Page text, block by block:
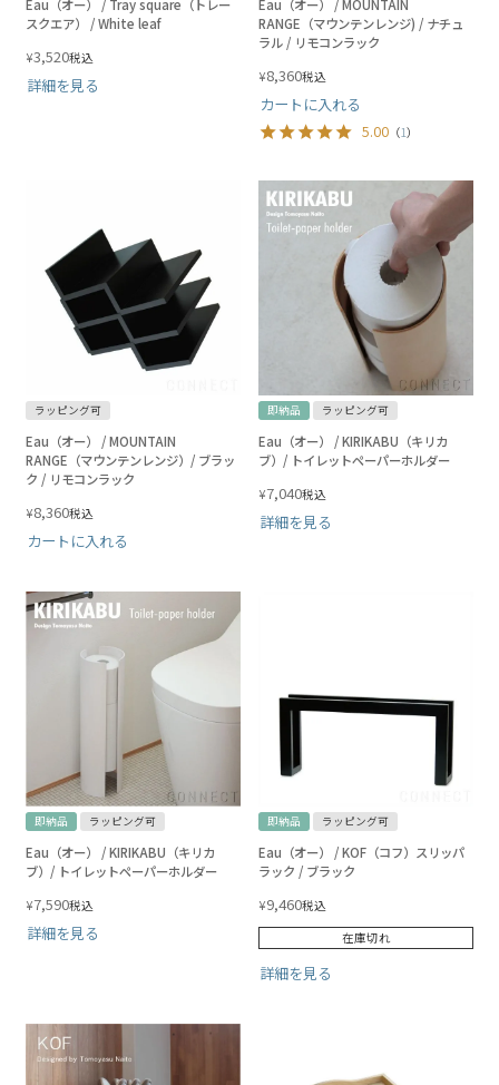
Eau（オー） / Tray square（トレー
スクエア） / White leaf
¥3,520税込
詳細を見る
Eau（オー） / MOUNTAIN
RANGE（マウンテンレンジ) / ナチュ
ラル / リモコンラック
¥8,360税込
カートに入れる
5.00 （1）
ラッピング可
Eau（オー） / MOUNTAIN
RANGE（マウンテンレンジ）/ ブラッ
ク / リモコンラック
¥8,360税込
カートに入れる
即納品 ラッピング可
Eau（オー） / KIRIKABU（キリカ
ブ）/ トイレットペーパーホルダー
¥7,040税込
詳細を見る
即納品 ラッピング可
Eau（オー） / KIRIKABU（キリカ
ブ）/ トイレットペーパーホルダー
¥7,590税込
詳細を見る
即納品 ラッピング可
Eau（オー） / KOF（コフ）スリッパ
ラック / ブラック
¥9,460税込
在庫切れ
詳細を見る